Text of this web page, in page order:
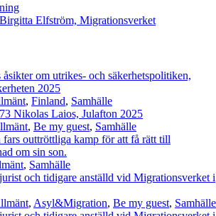
Elfström, Migrationsverket
om utrikes- och säkerhetspolitiken,
2025
, Finland, Samhälle
Nikolas Laios, Julafton 2025
, Be my guest, Samhälle
fars outtröttliga kamp för att få rätt till
om sin son.
, Samhälle
och tidigare anställd vid Migrationsverket i
, Asyl&Migration, Be my guest, Samhälle